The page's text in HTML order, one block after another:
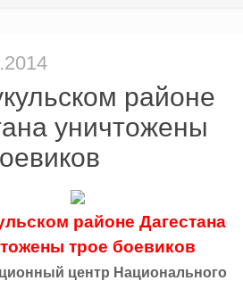
районе
уничтожены
районе Дагестана
трое боевиков
центр Национального